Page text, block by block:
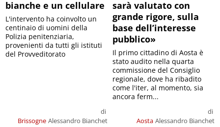
bianche e un cellulare
Brissogne
di
Alessandro Bianchet
L'intervento ha coinvolto un
centinaio di uomini della
Polizia penitenziaria,
provenienti da tutti gli istituti
del Provveditorato
sarà valutato con
grande rigore, sulla
base dell’interesse
pubblico»
Aosta
di
Alessandro Bianchet
Il primo cittadino di Aosta è
stato audito nella quarta
commissione del Consiglio
regionale, dove ha ribadito
come l'iter, al momento, sia
ancora ferm...